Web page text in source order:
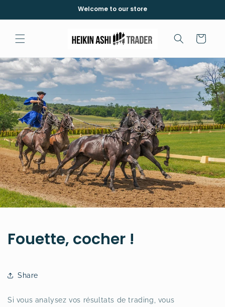
Welcome to our store
Cart
Fouette, cocher !
Share
Si vous analysez vos résultats de trading, vous